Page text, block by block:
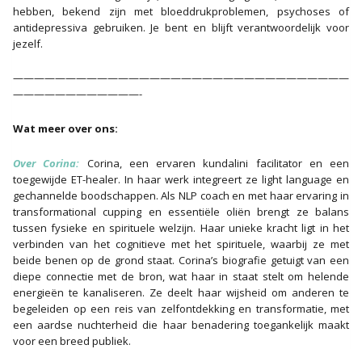
hebben, bekend zijn met bloeddrukproblemen, psychoses of
antidepressiva gebruiken. Je bent en blijft verantwoordelijk voor
jezelf.
————————————————————————————————
————————————-
Wat meer over ons:
Over Corina: Corina, een ervaren kundalini facilitator en een
toegewijde ET-healer. In haar werk integreert ze light language en
gechannelde boodschappen. Als NLP coach en met haar ervaring in
transformational cupping en essentiële oliën brengt ze balans
tussen fysieke en spirituele welzijn. Haar unieke kracht ligt in het
verbinden van het cognitieve met het spirituele, waarbij ze met
beide benen op de grond staat. Corina’s biografie getuigt van een
diepe connectie met de bron, wat haar in staat stelt om helende
energieën te kanaliseren. Ze deelt haar wijsheid om anderen te
begeleiden op een reis van zelfontdekking en transformatie, met
een aardse nuchterheid die haar benadering toegankelijk maakt
voor een breed publiek.